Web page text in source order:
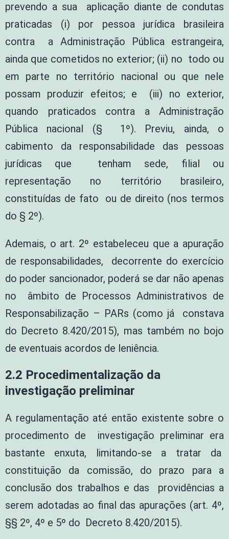
prevendo a sua aplicação diante de condutas
praticadas (i) por pessoa jurídica brasileira
contra a Administração Pública estrangeira,
ainda que cometidos no exterior; (ii) no todo ou
em parte no território nacional ou que nele
possam produzir efeitos; e (iii) no exterior,
quando praticados contra a Administração
Pública nacional (§ 1º). Previu, ainda, o
cabimento da responsabilidade das pessoas
jurídicas que tenham sede, filial ou
representação no território brasileiro,
constituídas de fato ou de direito (nos termos
do § 2º).
Ademais, o art. 2º estabeleceu que a apuração
de responsabilidades, decorrente do exercício
do poder sancionador, poderá se dar não apenas
no âmbito de Processos Administrativos de
Responsabilização – PARs (como já constava
do Decreto 8.420/2015), mas também no bojo
de eventuais acordos de leniência.
2.2 Procedimentalização da
investigação preliminar
A regulamentação até então existente sobre o
procedimento de investigação preliminar era
bastante enxuta, limitando-se a tratar da
constituição da comissão, do prazo para a
conclusão dos trabalhos e das providências a
serem adotadas ao final das apurações (art. 4º,
§§ 2º, 4º e 5º do Decreto 8.420/2015).